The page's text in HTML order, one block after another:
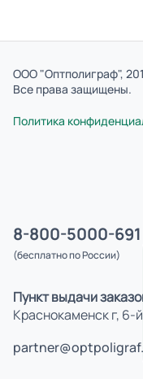
ООО "Оптполиграф",
Все права защищены.
Политика
8-800-5000-691
(бесплатно по России)
Пункт выдачи заказов:
Краснокаменск г, 6-й